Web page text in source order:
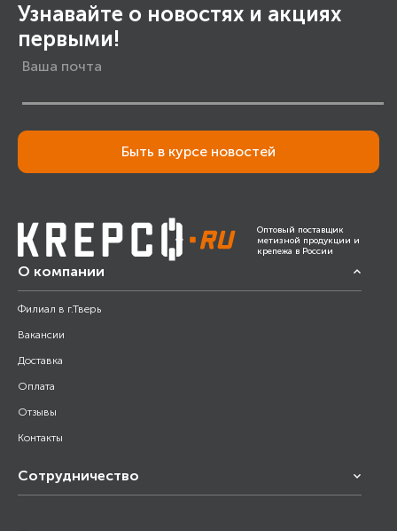
Узнавайте о новостях и акциях
первыми!
Быть в курсе новостей
Оптовый поставщик
метизной продукции и
крепежа в России
О компании
Филиал в г.Тверь
Вакансии
Доставка
Оплата
Отзывы
Контакты
Сотрудничество